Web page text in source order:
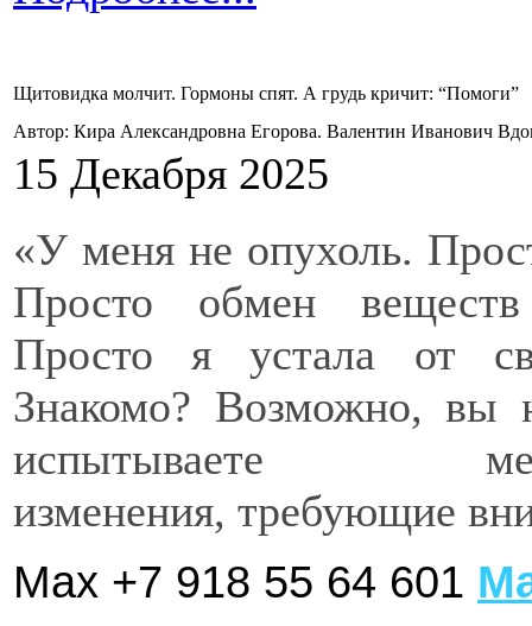
Щитовидка молчит. Гормоны спят. А грудь кричит: “Помоги”
Автор: Кира Александровна Егорова. Валентин Иванович
15 Декабря 2025
«У меня не опухоль.
Просто обмен веществ
Просто я устала от
Знакомо? Возможно, вы
испытываете
изменения, требующие
Max +7 918 55 64 601